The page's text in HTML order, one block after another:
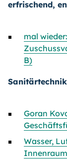
erfrischend,
mal
B)
Goran
Wasser,